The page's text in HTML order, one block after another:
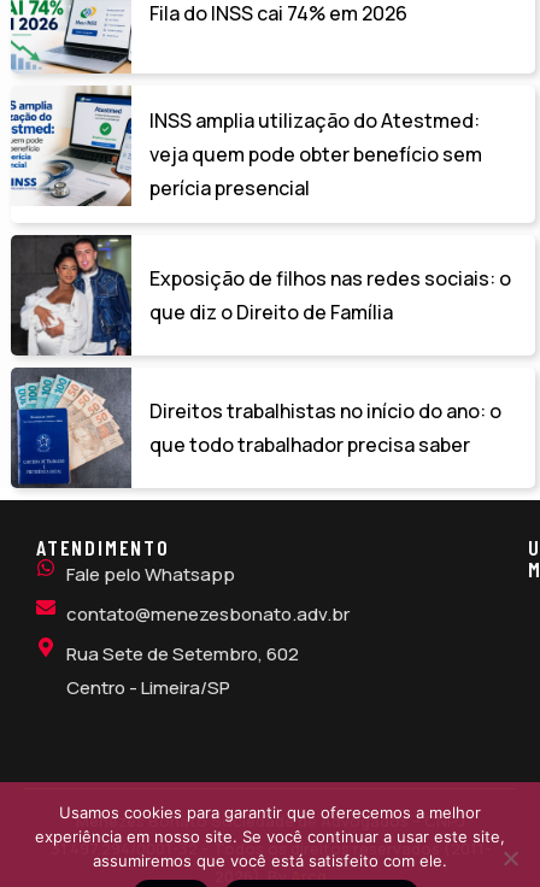
Fila do INSS cai 74% em 2026
INSS amplia utilização do Atestmed:
veja quem pode obter benefício sem
perícia presencial
Exposição de filhos nas redes sociais: o
que diz o Direito de Família
Direitos trabalhistas no início do ano: o
que todo trabalhador precisa saber
ATENDIMENTO
Fale pelo Whatsapp
contato@menezesbonato.adv.br
Rua Sete de Setembro, 602
Centro - Limeira/SP
Menezes Bonato Sociedade de Advogados – CNPJ
31.497.294/0001-32 – Todos os direitos reservados (2011-
2026). ByArcq
Usamos cookies para garantir que oferecemos a melhor
experiência em nosso site. Se você continuar a usar este site,
assumiremos que você está satisfeito com ele.